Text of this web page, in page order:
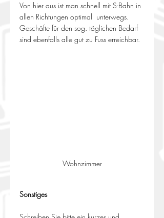
Von hier aus ist man schnell mit S-Bahn in
allen Richtungen optimal  unterwegs.
Geschäfte für den sog. täglichen Bedarf
sind ebenfalls alle gut zu Fuss erreichbar.
Wohnzimmer
Sonstiges